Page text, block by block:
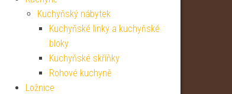
Kuchyňský nábytek
Kuchyňské linky a kuchyňské
bloky
Kuchyňské skříňky
Rohové kuchyně
Ložnice